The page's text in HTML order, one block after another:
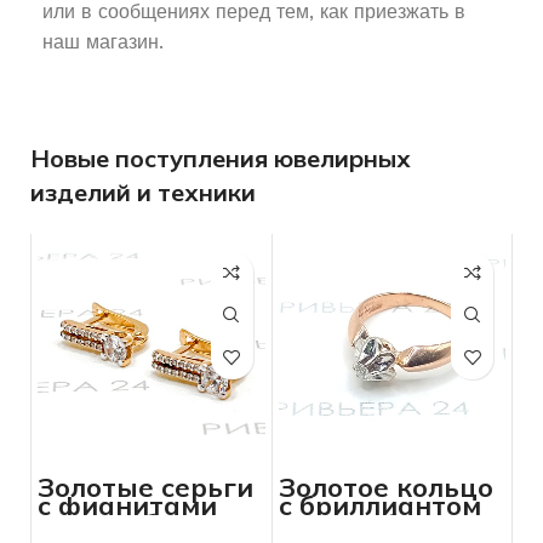
или в сообщениях перед тем, как приезжать в
наш магазин.
Новые поступления ювелирных
изделий и техники
Золотые серьги
с фианитами
585 проба 2,12
Золотое кольцо
с бриллиантом
585 пробы 2.67